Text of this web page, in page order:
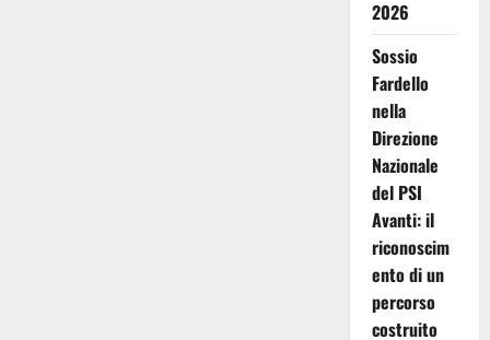
2026
Sossio
Fardello
nella
Direzione
Nazionale
del PSI
Avanti: il
riconoscim
ento di un
percorso
costruito